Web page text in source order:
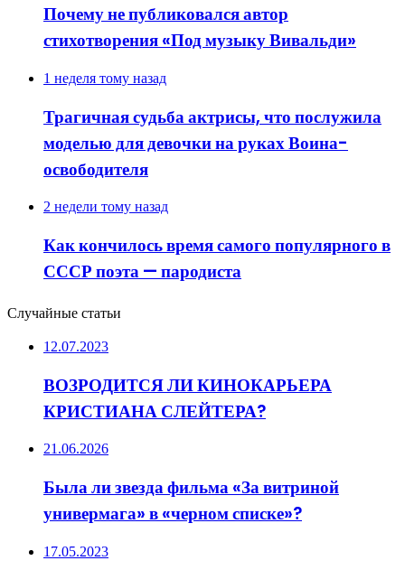
Почему не публиковался автор
стихотворения «Под музыку Вивальди»
1 неделя тому назад
Трагичная судьба актрисы, что послужила
моделью для девочки на руках Воина-
освободителя
2 недели тому назад
Как кончилось время самого популярного в
СССР поэта — пародиста
Случайные статьи
12.07.2023
ВОЗРОДИТСЯ ЛИ КИНОКАРЬЕРА
КРИСТИАНА СЛЕЙТЕРА?
21.06.2026
Была ли звезда фильма «За витриной
универмага» в «черном списке»?
17.05.2023